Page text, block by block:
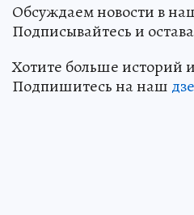
Обсуждаем новости в
Подписывайтесь и
Хотите больше историй
Подпишитесь на наш